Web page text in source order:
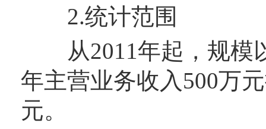
2.统计范围
从2011年起，规模
年主营业务收入500万
元。